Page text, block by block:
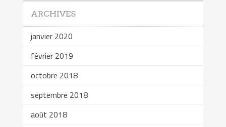
ARCHIVES
janvier 2020
février 2019
octobre 2018
septembre 2018
août 2018